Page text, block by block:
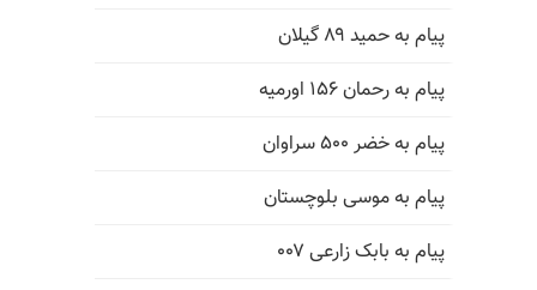
پیام به حمید ۸۹ گیلان
پیام به رحمان ۱۵۶ اورمیه
پیام به خضر ۵۰۰ سراوان
پیام به موسی بلوچستان
پیام به بابک زارعی ۰۰۷